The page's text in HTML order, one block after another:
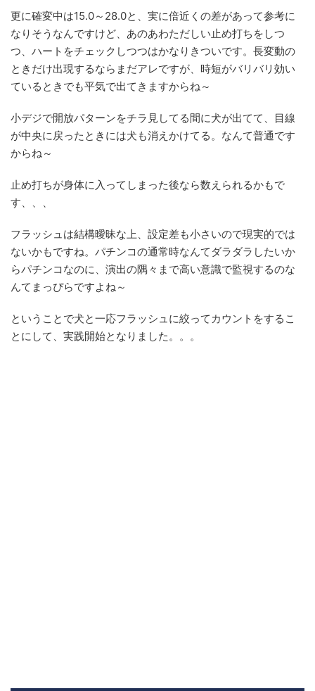
更に確変中は15.0～28.0と、実に倍近くの差があって参考に
なりそうなんですけど、あのあわただしい止め打ちをしつ
つ、ハートをチェックしつつはかなりきついです。長変動の
ときだけ出現するならまだアレですが、時短がバリバリ効い
ているときでも平気で出てきますからね～
小デジで開放パターンをチラ見してる間に犬が出てて、目線
が中央に戻ったときには犬も消えかけてる。なんて普通です
からね～
止め打ちが身体に入ってしまった後なら数えられるかもで
す、、、
フラッシュは結構曖昧な上、設定差も小さいので現実的では
ないかもですね。パチンコの通常時なんてダラダラしたいか
らパチンコなのに、演出の隅々まで高い意識で監視するのな
んてまっぴらですよね～
ということで犬と一応フラッシュに絞ってカウントをするこ
とにして、実践開始となりました。。。